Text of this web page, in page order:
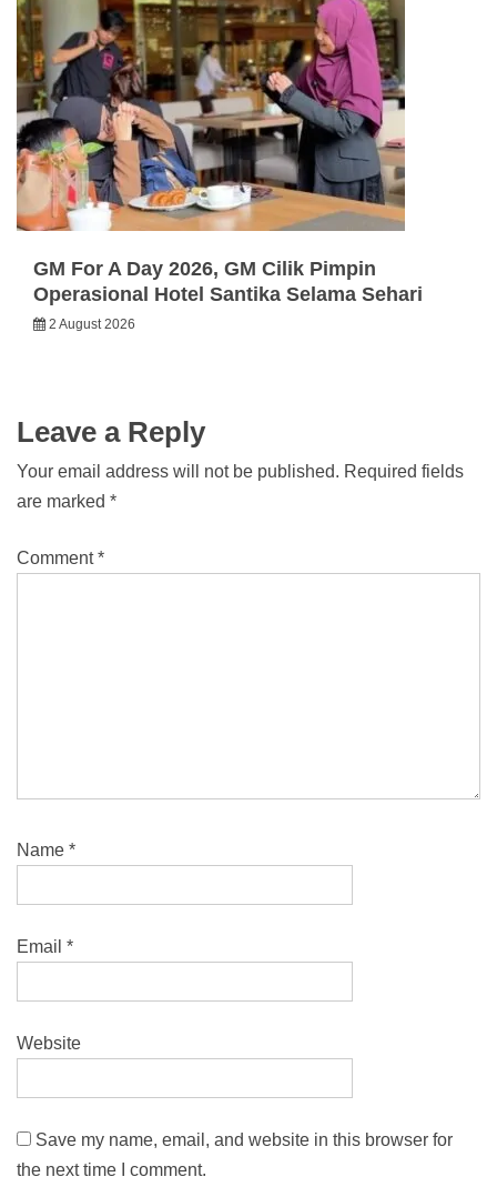
GM For A Day 2026, GM Cilik Pimpin
Operasional Hotel Santika Selama Sehari
2 August 2026
Leave a Reply
Your email address will not be published. Required fields
are marked *
Comment*
Name *
Email *
Website
Save my name, email, and website in this browser for
the next time I comment.